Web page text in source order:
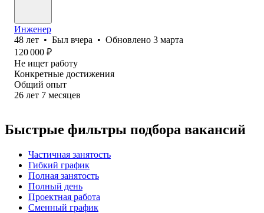
Инженер
48 лет • Был вчера • Обновлено 3 марта
120 000 ₽
Не ищет работу
Конкретные достижения
Общий опыт
26 лет 7 месяцев
Быстрые фильтры подбора вакансий
Частичная занятость
Гибкий график
Полная занятость
Полный день
Проектная работа
Сменный график